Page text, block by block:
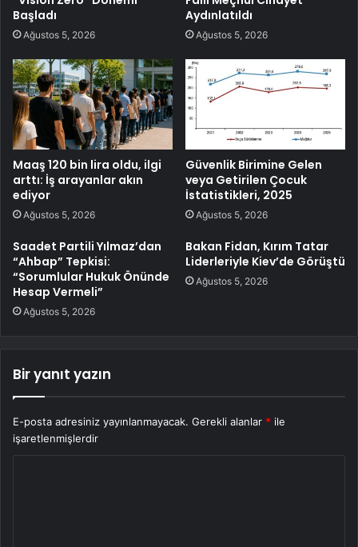
Başladı
Ağustos 5, 2026
Aydınlatıldı
Ağustos 5, 2026
Maaş 120 bin lira oldu, ilgi
arttı: İş arayanlar akın
ediyor
Ağustos 5, 2026
Güvenlik Birimine Gelen
veya Getirilen Çocuk
İstatistikleri, 2025
Ağustos 5, 2026
Saadet Partili Yılmaz’dan
“Ahbap” Tepkisi:
“Sorumlular Hukuk Önünde
Hesap Vermeli”
Ağustos 5, 2026
Bakan Fidan, Kırım Tatar
Liderleriyle Kiev’de Görüştü
Ağustos 5, 2026
Bir yanıt yazın
E-posta adresiniz yayınlanmayacak. Gerekli alanlar * ile
işaretlenmişlerdir